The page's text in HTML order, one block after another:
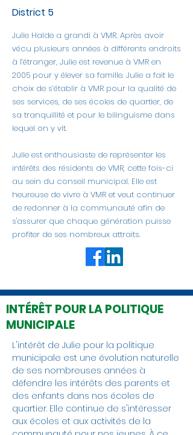
District 5
Julie Halde a grandi à VMR. Après avoir
vécu plusieurs années à différents endroits
à l’étranger, Julie est revenue à VMR en
2005 pour y élever sa famille. Julie a fait le
choix de s’établir à VMR pour la qualité de
ses services, de ses écoles de quartier, de
sa tranquillité et pour le bilinguisme dans
lequel on y vit.
Julie est enthousiaste de représenter les
intérêts des résidents de VMR, cette fois-ci
au sein du conseil municipal. Elle est
heureuse de vivre à VMR et veut continuer
de redonner à la communauté afin de
s'assurer que chaque génération puisse
profiter de ses nombreux attraits.
INTÉRÊT POUR LA POLITIQUE
MUNICIPALE
L'intérêt de Julie pour la politique
municipale est une évolution naturelle
de ses nombreuses années à
défendre les intérêts des parents et
des enfants dans nos écoles de
quartier. Elle continue de s'intéresser
aux écoles et aux activités de la